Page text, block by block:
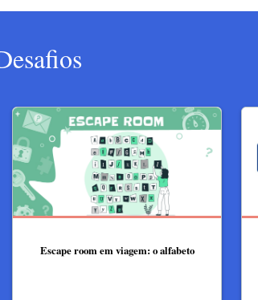
Escape room em viagem: o alfabeto